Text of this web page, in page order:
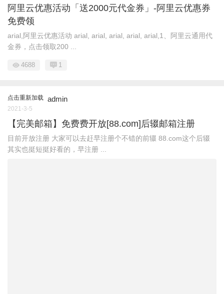
阿里云优惠活动「送2000元代金券」-阿里云优惠券
免费领
arial,阿里云优惠活动 arial, arial, arial, arial, arial,1、阿里云通用代
金券，点击领取200 ...
4688 1
点击重新加载 admin
2021-3-5
【完美邮箱】免费费开放[88.com]后辍邮箱注册
目前开放注册 大家可以去赶早注册个不错的前辍 88.com这个后辍
其实也挺短挺好看的，早注册 ...